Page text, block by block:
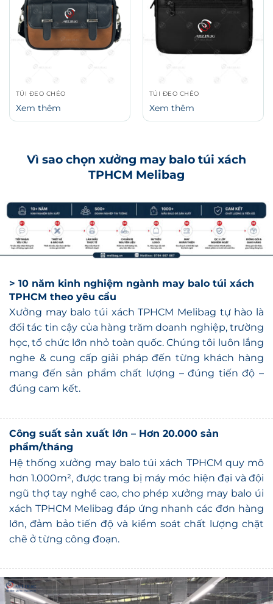
Xem thêm Xem thêm
TPHCM Melibag
TPHCM theo yêu cầu
Xưởng may balo túi xách TPHCM Melibag tự hào là
đối tác tin cậy của hàng trăm doanh nghiệp, trường
học, tổ chức lớn nhỏ toàn quốc. Chúng tôi luôn lắng
nghe & cung cấp giải pháp đến từng khách hàng
mang đến sản phẩm chất lượng – đúng tiến độ –
đúng cam kết.
Công suất sản xuất lớn – Hơn 20.000 sản
phẩm/tháng
Hệ thống xưởng may balo túi xách TPHCM quy mô
hơn 1.000m², được trang bị máy móc hiện đại và đội
ngũ thợ tay nghề cao, cho phép xưởng may balo úi
xách TPHCM Melibagđáp ứng nhanh các đơn hàng
lớn, đảm bảo tiến độ và kiểm soát chất lượng chặt
chẽ ở từng công đoạn.